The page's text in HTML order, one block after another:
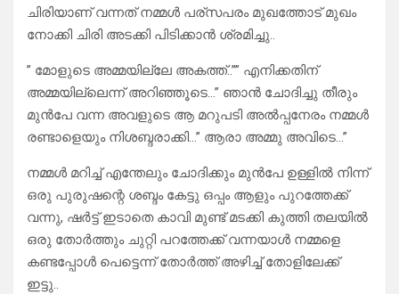
ചിരിയാണ് വന്നത് നമ്മൾ പര്സപരം മുഖത്തോട് മുഖം
നോക്കി ചിരി അടക്കി പിടിക്കാൻ ശ്രമിച്ചു..
” മോളുടെ അമ്മയില്ലേ അകത്ത്..”” എനിക്കതിന്
അമ്മയില്ലെന്ന് അറിഞ്ഞൂടെ…” ഞാൻ ചോദിച്ചു തീരും
മുൻപേ വന്ന അവളുടെ ആ മറുപടി അൽപ്പനേരം നമ്മൾ
രണ്ടാളെയും നിശബ്ദരാക്കി…” ആരാ അമ്മു അവിടെ…”
നമ്മൾ മറിച്ച് എന്തേലും ചോദിക്കും മുൻപേ ഉള്ളിൽ നിന്ന്
ഒരു പുരുഷന്റെ ശബ്ദം കേട്ടു ഒപ്പം ആളും പുറത്തേക്ക്
വന്നു, ഷർട്ട് ഇടാതെ കാവി മുണ്ട് മടക്കി കുത്തി തലയിൽ
ഒരു തോർത്തും ചുറ്റി പറത്തേക്ക് വന്നയാൾ നമ്മളെ
കണ്ടപ്പോൾ പെട്ടെന്ന് തോർത്ത് അഴിച്ച് തോളിലേക്ക്
ഇട്ടു..